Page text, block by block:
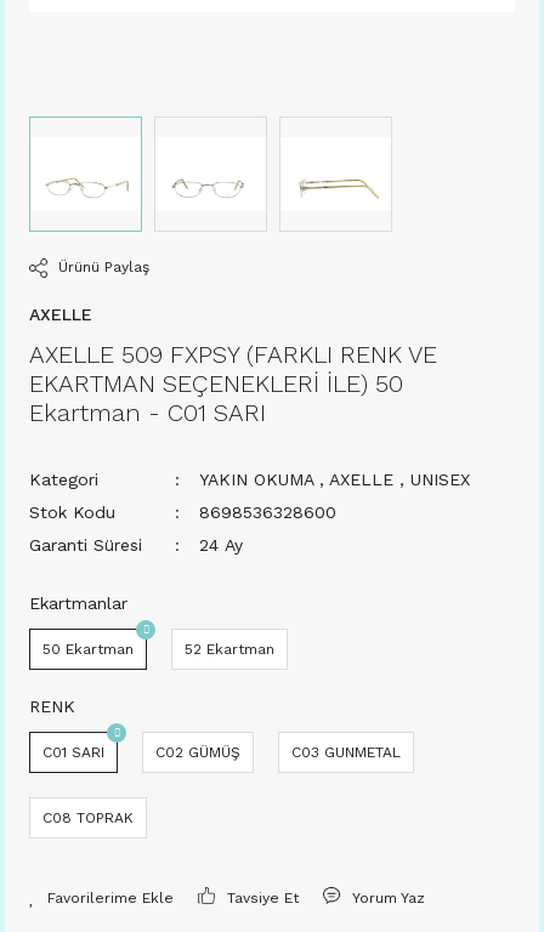
Ürünü Paylaş
AXELLE
AXELLE 509 FXPSY (FARKLI RENK VE
EKARTMAN SEÇENEKLERİ İLE) 50
Ekartman - C01 SARI
Kategori YAKIN OKUMA , AXELLE , UNISEX
Stok Kodu
8698536328600
Garanti Süresi
24 Ay
Ekartmanlar
50 Ekartman 52 Ekartman
RENK
C01 SARI C02 GÜMÜŞ C03 GUNMETAL
C08 TOPRAK
Tavsiye Et Yorum Yaz